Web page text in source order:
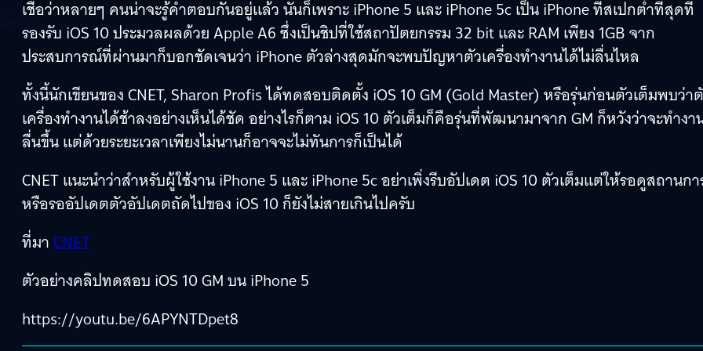
เชื่อว่าหลายๆ คนน่าจะรู้คำตอบกันอยู่แล้ว นั่นก็เพราะ iPhone 5 และ iPhone 5c เป็น iPhone ที่สเปกต่ำที่สุดที่
รองรับ iOS 10 ประมวลผลด้วย Apple A6 ซึ่งเป็นชิปที่ใช้สถาปัตยกรรม 32 bit และ RAM เพียง 1GB จาก
ประสบการณ์ที่ผ่านมาก็บอกชัดเจนว่า iPhone ตัวล่างสุดมักจะพบปัญหาตัวเครื่องทำงานได้ไม่ลื่นไหล
ทั้งนี้นักเขียนของ CNET, Sharon Profis ได้ทดสอบติดตั้ง iOS 10 GM (Gold Master) หรือรุ่นก่อนตัวเต็มพบว่า
เครื่องทำงานได้ช้าลงอย่างเห็นได้ชัด อย่างไรก็ตาม iOS 10 ตัวเต็มก็คือรุ่นที่พัฒนามาจาก GM ก็หวังว่าจะทำงา
ลื่นขึ้น แต่ด้วยระยะเวลาเพียงไม่นานก็อาจจะไม่ทันการก็เป็นได้
CNET แนะนำว่าสำหรับผู้ใช้งาน iPhone 5 และ iPhone 5c อย่าเพิ่งรีบอัปเดต iOS 10 ตัวเต็มแต่ให้รอดูสถานก
หรือรออัปเดตตัวอัปเดตถัดไปของ iOS 10 ก็ยังไม่สายเกินไปครับ
ที่มาCNET
ตัวอย่างคลิปทดสอบ iOS 10 GM บน iPhone 5
https://youtu.be/6APYNTDpet8